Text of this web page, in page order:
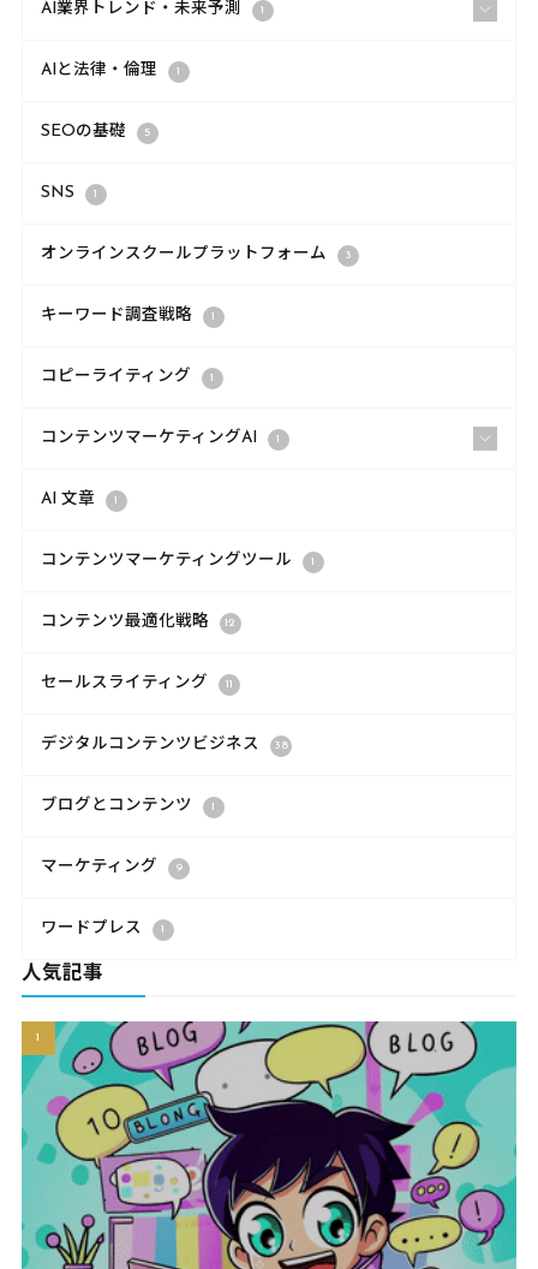
AI業界トレンド・未来予測 1
AIと法律・倫理 1
SEOの基礎 5
SNS 1
オンラインスクールプラットフォーム 3
キーワード調査戦略 1
コピーライティング 1
コンテンツマーケティングAI 1
AI 文章 1
コンテンツマーケティングツール 1
コンテンツ最適化戦略 12
セールスライティング 11
デジタルコンテンツビジネス 38
ブログとコンテンツ 1
マーケティング 9
ワードプレス 1
人気記事